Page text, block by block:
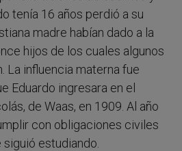
tenía 16 años perdió a su
madre habían dado a la
hijos de los cuales algunos
La influencia materna fue
Eduardo ingresara en el
de Waas, en 1909. Al año
con obligaciones civiles
estudiando.